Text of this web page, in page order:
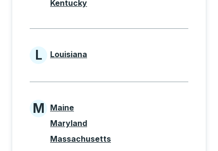
Kentucky
States beginning with L
L Louisiana
States beginning with M
M
Maine
Maryland
Massachusetts